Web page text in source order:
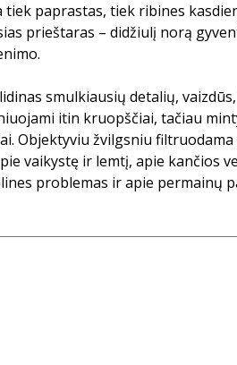
paprastas, tiek ribines
prieštaras – didžiulį norą
smulkiausių detalių,
itin kruopščiai, tačiau
Objektyviu žvilgsniu
vaikystę ir lemtį, apie kančios
problemas ir apie permainų